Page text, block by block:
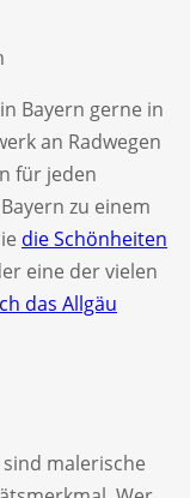
Bayern gerne in
an Radwegen
für jeden
zu einem
die Schönheiten
eine der vielen
das Allgäu
malerische